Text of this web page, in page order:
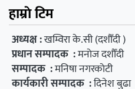
हाम्राे टिम
अध्यक्ष :खम्विरा के.सी (दशाैँदी )
प्रधान सम्पादक :मनाेज दशाैँदी
सम्पादक :मनिषा नगरकाेटी
कार्यकारी सम्पादक :दिनेश बुढा